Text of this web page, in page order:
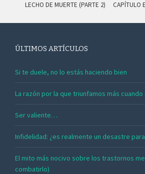
POST NAVIGATION
LECHO DE MUERTE (PARTE 2)
CAPÍTULO
ÚLTIMOS ARTÍCULOS
Si te duele, no lo estás haciendo bien
La razón por la que triunfamos más
Ser valiente…
Infidelidad: ¿es realmente un desastre
El mito más nocivo sobre los trastornos
combatirlo)